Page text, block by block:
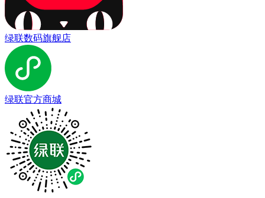
绿联数码旗舰店
绿联官方商城